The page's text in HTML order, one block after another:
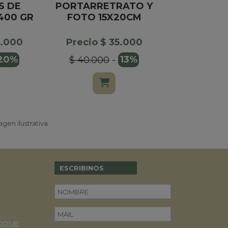
DE
GR
PORTARRETRATO Y
FOTO 15X20CM
Precio $ 35.000
$ 40.000- 13%
ilustrativa.
ESCRIBINOS